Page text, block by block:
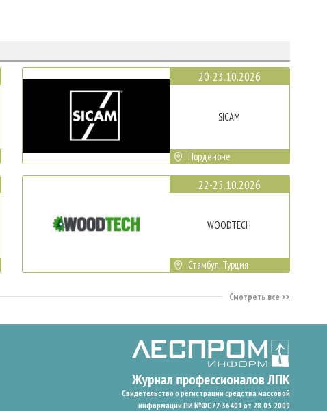
20-23.10.2026
SICAM
Порденоне
22-25.10.2026
WOODTECH
Стамбул, Турция
Смотреть все
Свидетельство о регистрации средства массовой
информации ПИ №ФС77-36401 от 28.05.2009